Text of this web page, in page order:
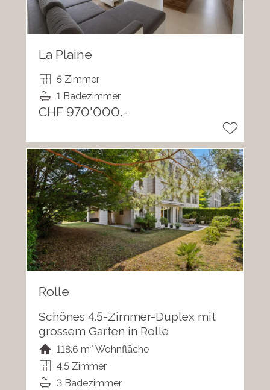
La Plaine
5 Zimmer
1 Badezimmer
CHF 970'000.-
Rolle
Schönes 4.5-Zimmer-Duplex mit
grossem Garten in Rolle
118.6 m² Wohnfläche
4.5 Zimmer
3 Badezimmer